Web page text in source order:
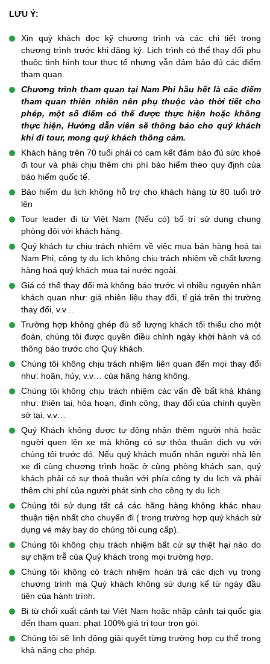
LƯU Ý:
Xin quý khách đọc kỹ chương trình và các chi tiết trong
chương trình trước khi đăng ký. Lịch trình có thể thay đổi phụ
thuộc tình hình tour thực tế nhưng vẫn đảm bảo đủ các điểm
tham quan.
Chương trình tham quan tại Nam Phi hầu hết là các điểm
tham quan thiên nhiên nên phụ thuộc vào thời tiết cho
phép, một số điểm có thể được thực hiện hoặc không
thực hiện, Hướng dẫn viên sẽ thông báo cho quý khách
khi đi tour, mong quý khách thông cảm.
Khách hàng trên 70 tuổi phải có cam kết đảm bảo đủ sức khoẻ
đi tour và phải chịu thêm chi phí bảo hiểm theo quy định của
bảo hiểm quốc tế.
Bảo hiểm du lịch không hỗ trợ cho khách hàng từ 80 tuổi trở
lên
Tour leader đi từ Việt Nam (Nếu có) bố trí sử dụng chung
phòng đôi với khách hàng.
Quý khách tự chịu trách nhiệm về việc mua bán hàng hoá tại
Nam Phi, công ty du lịch không chịu trách nhiệm về chất lượng
hàng hoá quý khách mua tại nước ngoài.
Giá có thể thay đổi mà không báo trước vì nhiều nguyên nhân
khách quan như: giá nhiên liệu thay đổi, tỉ giá trên thị trường
thay đổi, v.v…
Trường hợp không ghép đủ số lượng khách tối thiểu cho một
đoàn, chúng tôi được quyền điều chỉnh ngày khởi hành và có
thông báo trước cho Quý khách.
Chúng tôi không chịu trách nhiệm liên quan đến mọi thay đổi
như: hoãn, hủy, v.v… của hãng hàng không.
Chúng tôi không chịu trách nhiệm các vấn đề bất khả kháng
như: thiên tai, hỏa hoạn, đình công, thay đổi của chính quyền
sở tại, v.v…
Quý Khách không được tự động nhận thêm người nhà hoặc
người quen lên xe mà không có sự thỏa thuận dịch vụ với
chúng tôi trước đó. Nếu quý khách muốn nhận người nhà lên
xe đi cùng chương trình hoặc ở cùng phòng khách sạn, quý
khách phải có sự thoả thuận với phía công ty du lịch và phải
thêm chi phí của người phát sinh cho công ty du lịch.
Chúng tôi sử dụng tất cả các hãng hàng không khác nhau
thuận tiện nhất cho chuyến đi ( trong trường hợp quý khách sử
dụng vé máy bay do chúng tôi cung cấp).
Chúng tôi không chịu trách nhiệm bất cứ sự thiệt hại nào do
sự chậm trễ của Quý khách trong mọi trường hợp.
Chúng tôi không có trách nhiệm hoàn trả các dịch vụ trong
chương trình mà Quý khách không sử dụng kể từ ngày đầu
tiên của hành trình.
Bị từ chối xuất cảnh tại Việt Nam hoặc nhập cảnh tại quốc gia
đến tham quan: phạt 100% giá trị tour trọn gói.
Chúng tôi sẽ linh động giải quyết từng trường hợp cụ thể trong
khả năng cho phép